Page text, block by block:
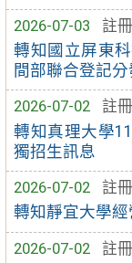
2026-07-03
註
轉知國立屏東
間部聯合登記
2026-07-02
註
轉知真理大學
獨招生訊息
2026-07-02
註
轉知靜宜大學
2026-07-02
註